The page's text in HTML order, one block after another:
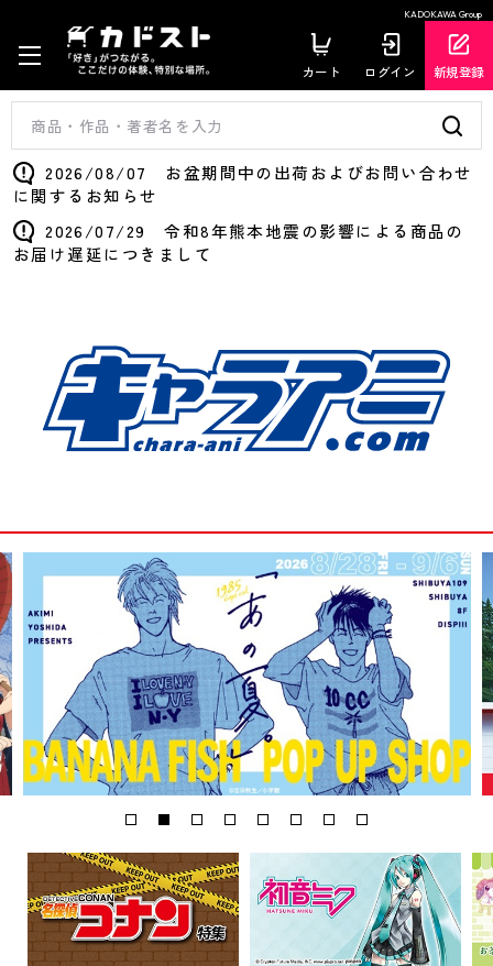
KADOKAWA Group
カート ログイン 新規登録
2026/08/07 お盆期間中の出荷およびお問い合わせ
に関するお知らせ
2026/07/29 令和8年熊本地震の影響による商品の
お届け遅延につきまして